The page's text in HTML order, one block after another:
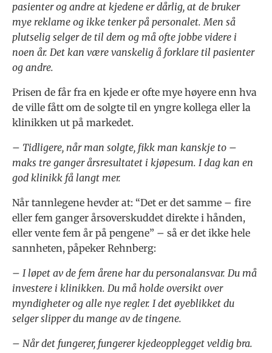
pasienter og andre at kjedene er dårlig, at de bruker
mye reklame og ikke tenker på personalet. Men så
plutselig selger de til dem og må ofte jobbe videre i
noen år. Det kan være vanskelig å forklare til pasienter
og andre.
Prisen de får fra en kjede er ofte mye høyere enn hva
de ville fått om de solgte til en yngre kollega eller la
klinikken ut på markedet.
– Tidligere, når man solgte, fikk man kanskje to –
maks tre ganger årsresultatet i kjøpesum. I dag kan en
god klinikk få langt mer.
Når tannlegene hevder at: “Det er det samme – fire
eller fem ganger årsoverskuddet direkte i hånden,
eller vente fem år på pengene” – så er det ikke hele
sannheten, påpeker Rehnberg:
– I løpet av de fem årene har du personalansvar. Du må
investere i klinikken. Du må holde oversikt over
myndigheter og alle nye regler. I det øyeblikket du
selger slipper du mange av de tingene.
– Når det fungerer, fungerer kjedeopplegget veldig bra.